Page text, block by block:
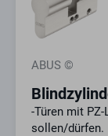
ABUS ©
-Türen mit
sollen/dürfen.